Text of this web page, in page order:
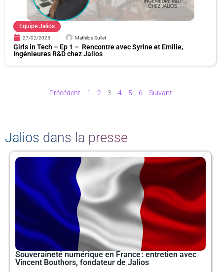
Equipe Jalios
27/02/2025 Mathilde Sullet
Girls in Tech – Ep 1 – Rencontre avec Syrine et Emilie,
Ingénieures R&D chez Jalios
Précédent 1 2 3 4 5 6 Suivant
Jalios dans la presse
Souveraineté numérique en France : entretien avec
Vincent Bouthors, fondateur de Jalios
P
a
P
a
g
P
g
P
a